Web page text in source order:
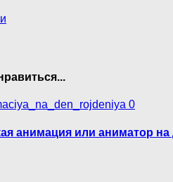
0
анимация или аниматор